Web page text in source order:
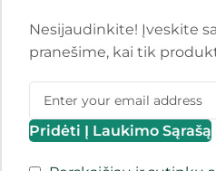
Nesijaudinkite! Įveskite
pranešime, kai tik
Pridėti Į Laukimo Sąrašą